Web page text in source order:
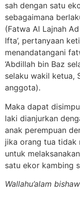
sah dengan satu
sebagaimana
(Fatwa Al Lajnah
Ifta’, pertanyaan
menandatangani
‘Abdillah bin Baz
selaku wakil ketua,
anggota).
Maka dapat
laki dianjurkan
anak perempuan
jika orang tua tidak
untuk
satu ekor kambing
Wallahu’alam